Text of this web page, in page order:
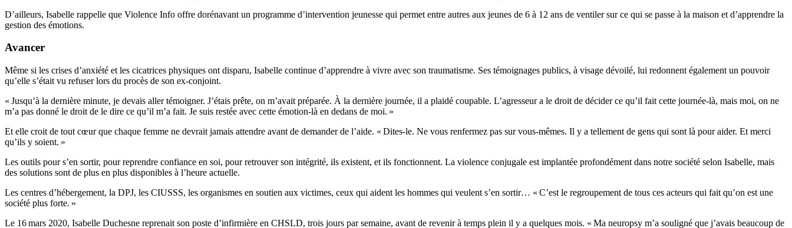
D’ailleurs, Isabelle rappelle que Violence Info offre dorénavant un programme d’intervention jeunesse qui permet entre autres aux jeunes de 6 à 12 ans de ventiler sur ce qui se passe à la maison et d’apprendre la
gestion des émotions.
Avancer
Même si les crises d’anxiété et les cicatrices physiques ont disparu, Isabelle continue d’apprendre à vivre avec son traumatisme. Ses témoignages publics, à visage dévoilé, lui redonnent également un pouvoir
qu’elle s’était vu refuser lors du procès de son ex-conjoint.
« Jusqu’à la dernière minute, je devais aller témoigner. J’étais prête, on m’avait préparée. À la dernière journée, il a plaidé coupable. L’agresseur a le droit de décider ce qu’il fait cette journée-là, mais moi, on ne
m’a pas donné le droit de le dire ce qu’il m’a fait. Je suis restée avec cette émotion-là en dedans de moi. »
Et elle croit de tout cœur que chaque femme ne devrait jamais attendre avant de demander de l’aide. « Dites-le. Ne vous renfermez pas sur vous-mêmes. Il y a tellement de gens qui sont là pour aider. Et merci
qu’ils y soient. »
Les outils pour s’en sortir, pour reprendre confiance en soi, pour retrouver son intégrité, ils existent, et ils fonctionnent. La violence conjugale est implantée profondément dans notre société selon Isabelle, mais
des solutions sont de plus en plus disponibles à l’heure actuelle.
Les centres d’hébergement, la DPJ, les CIUSSS, les organismes en soutien aux victimes, ceux qui aident les hommes qui veulent s’en sortir… « C’est le regroupement de tous ces acteurs qui fait qu’on est une
société plus forte. »
Le 16 mars 2020, Isabelle Duchesne reprenait son poste d’infirmière en CHSLD, trois jours par semaine, avant de revenir à temps plein il y a quelques mois. « Ma neuropsy m’a souligné que j’avais beaucoup de